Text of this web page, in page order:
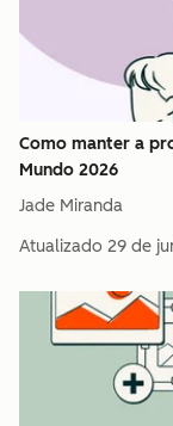
Como manter a
Mundo 2026
Jade Miranda
Atualizado 29 de